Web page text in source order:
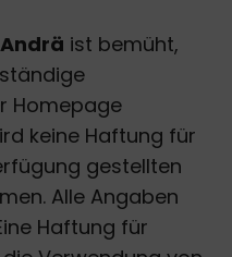
ist bemüht,
Homepage
keine Haftung für
gestellten
Alle Angaben
Haftung für